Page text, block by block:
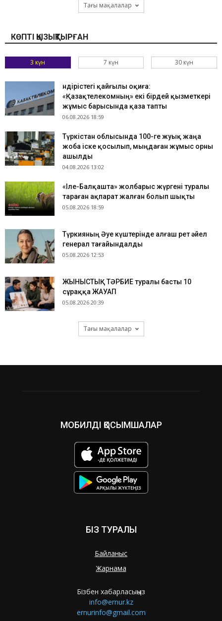
Тағы мақалалар
КӨПТІ ҚЫЗЫҚТЫРҒАН
3 күн 7 күн 30 күн
Өндірістегі қайғылы оқиға:
«Қазақтелекомның» екі бірдей қызметкері
жұмыс барысында қаза тапты
06.08.2026 18:59
Түркістан облысында 100-ге жуық жаңа
жоба іске қосылып, мыңдаған жұмыс орны
ашылды
04.08.2026 13:02
«Іле-Балқашта» жолбарыс жүргені туралы
тараған ақпарат жалған болып шықты
05.08.2026 18:59
Түркияның Әуе күштерінде алғаш рет әйел
генерал тағайындалды
05.08.2026 12:53
ЖЫНЫСТЫҚ ТӘРБИЕ туралы басты 10
сұраққа ЖАУАП
05.08.2026 20:39
Тағы мақалалар
МОБИЛДІ ҚОСЫМШАЛАР
БІЗ ТУРАЛЫ
Байланыс
Жарнама
Бізбен хабарласыңыз
info@ernur.kz
ernurinfo@gmail.com